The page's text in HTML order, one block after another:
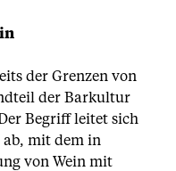
der Grenzen von
der Barkultur
Begriff leitet sich
ab, mit dem in
von Wein mit